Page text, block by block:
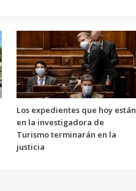
Los expedientes que hoy están
en la investigadora de
Turismo terminarán en la
justicia